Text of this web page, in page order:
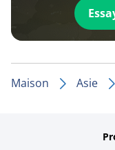
Maison Asie